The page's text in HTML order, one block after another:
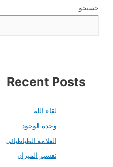
جستجو
Recent Posts
لقاء الله
وحدة الوجود
العلامة الطباطبائي
تفسير الميزان